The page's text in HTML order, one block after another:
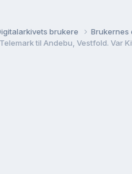
brukere
Brukernes